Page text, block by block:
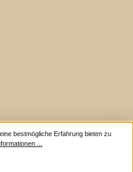
bestmögliche Erfahrung bieten zu
...